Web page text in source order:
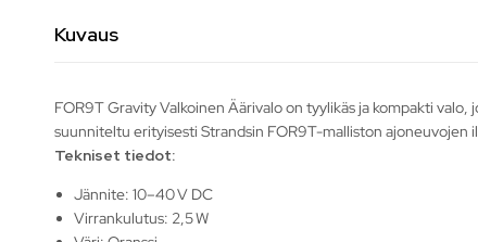
Kuvaus
FOR9T Gravity Valkoinen Äärivalo on tyylikäs ja kompakti
suunniteltu erityisesti Strandsin FOR9T-malliston ajoneuvojen
Tekniset tiedot:
Jännite: 10–40 V DC
Virrankulutus: 2,5 W